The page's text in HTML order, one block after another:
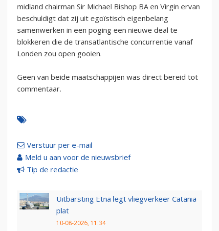
midland chairman Sir Michael Bishop BA en Virgin ervan
beschuldigt dat zij uit egoïstisch eigenbelang
samenwerken in een poging een nieuwe deal te
blokkeren die de transatlantische concurrentie vanaf
Londen zou open gooien.
Geen van beide maatschappijen was direct bereid tot
commentaar.
Verstuur per e-mail
Meld u aan voor de nieuwsbrief
Tip de redactie
Uitbarsting Etna legt vliegverkeer Catania
plat
10-08-2026, 11:34